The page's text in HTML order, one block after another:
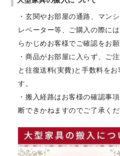
・玄関やお部屋の通路、マン
レベーター等、ご購入の際に
らかじめお客様でご確認をお願
・商品がお部屋に入らず、ご
と往復送料(実費)と手数料をお
す。
・搬入経路はお客様の確認事
断できかねますのでご了承くだ